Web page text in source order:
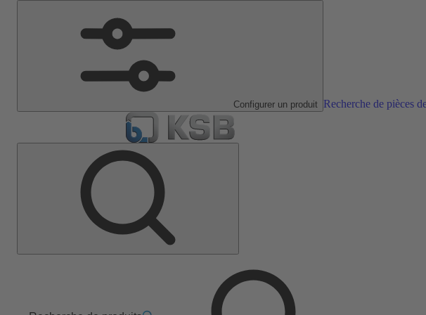
Configurer un produit Recherche de pièces